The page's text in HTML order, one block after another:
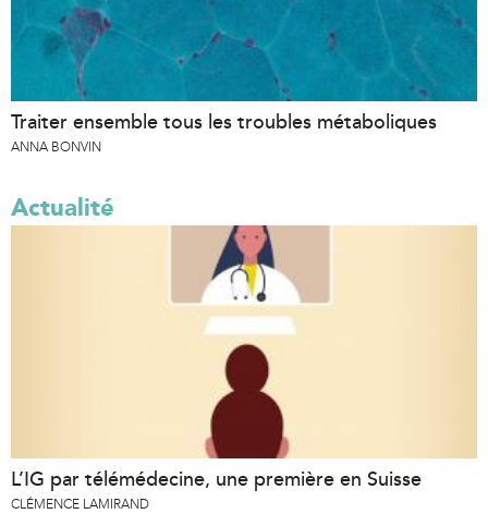
Traiter ensemble tous les troubles métaboliques
ANNA BONVIN
Actualité
L’IG par télémédecine, une première en Suisse
CLÉMENCE LAMIRAND